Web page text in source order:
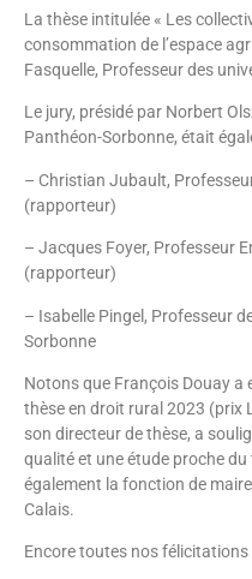
La thèse intitulée « Les
consommation de l’espace
Fasquelle, Professeur des
Le jury, présidé par Norbert
Panthéon-Sorbonne, était
– Christian Jubault,
(rapporteur)
– Jacques Foyer, Professeur
(rapporteur)
– Isabelle Pingel, Professeur
Sorbonne
Notons que François Douay a
thèse en droit rural 2023 (prix
son directeur de thèse, a
qualité et une étude proche
également la fonction de
Calais.
Encore toutes nos félicitations